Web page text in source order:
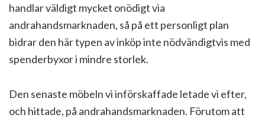
handlar väldigt mycket onödigt via
andrahandsmarknaden, så på ett personligt plan
bidrar den här typen av inköp inte nödvändigtvis med
spenderbyxor i mindre storlek.
Den senaste möbeln vi införskaffade letade vi efter,
och hittade, på andrahandsmarknaden. Förutom att